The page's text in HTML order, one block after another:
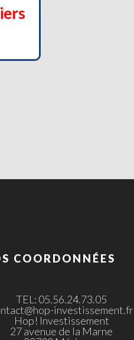
COORDONNÉES
TEL: 05.56.24.73.05
investissement.fr
Hop! Investissement
27 avenue de la Marne